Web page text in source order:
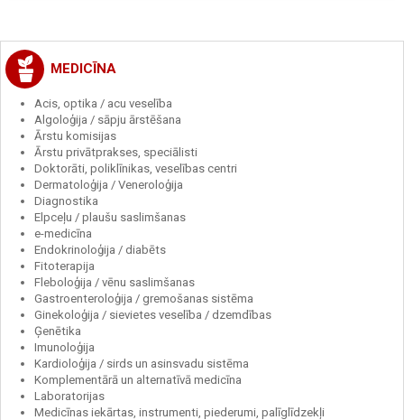
MEDICĪNA
Acis, optika / acu veselība
Algoloģija / sāpju ārstēšana
Ārstu komisijas
Ārstu privātprakses, speciālisti
Doktorāti, poliklīnikas, veselības centri
Dermatoloģija / Veneroloģija
Diagnostika
Elpceļu / plaušu saslimšanas
e-medicīna
Endokrinoloģija / diabēts
Fitoterapija
Fleboloģija / vēnu saslimšanas
Gastroenteroloģija / gremošanas sistēma
Ginekoloģija / sievietes veselība / dzemdības
Ģenētika
Imunoloģija
Kardioloģija / sirds un asinsvadu sistēma
Komplementārā un alternatīvā medicīna
Laboratorijas
Medicīnas iekārtas, instrumenti, piederumi, palīglīdzekļi